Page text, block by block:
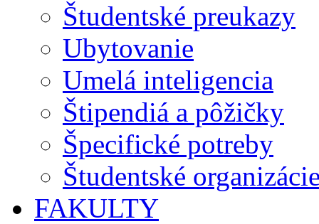
Študentské preukazy
Ubytovanie
Umelá inteligencia
Štipendiá a pôžičky
Špecifické potreby
Študentské
FAKULTY